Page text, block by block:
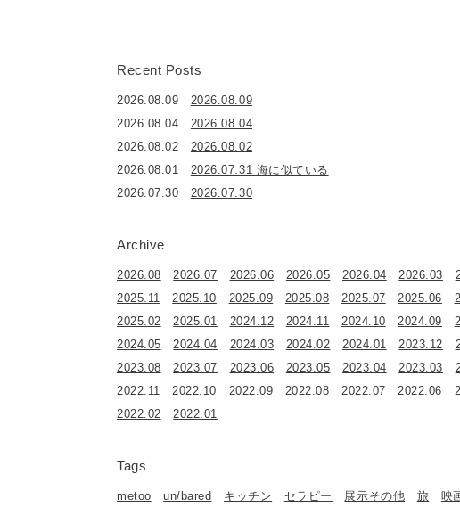
Recent Posts
2026.08.09
2026.08.09
2026.08.04
2026.08.04
2026.08.02
2026.08.02
2026.08.01
2026.07.31 海に似ている
2026.07.30
2026.07.30
Archive
2026.08 2026.07 2026.06 2026.05 2026.04 2026.03
2025.11
2025.10 2025.09 2025.08 2025.07 2025.06
2025.02
2025.01 2024.12 2024.11 2024.10 2024.09
2024.05
2024.04 2024.03 2024.02 2024.01 2023.12
2023.08
2023.07 2023.06 2023.05 2023.04 2023.03
2022.11
2022.10 2022.09 2022.08 2022.07 2022.06
2022.02
2022.01
Tags
metoo un/bared キッチン セラピー 展示その他 旅 映